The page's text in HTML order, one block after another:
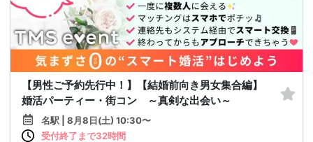
【男性ご予約先行中！】【結婚前向き男女集合編】
婚活パーティー・街コン ～真剣な出会い～
名駅 | 8月8日(土) 10:30〜
受付終了まで32時間